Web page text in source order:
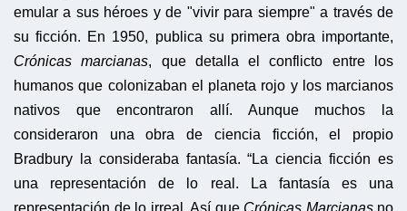
emular a sus héroes y de "vivir para siempre" a través de
su ficción. En 1950, publica su primera obra importante,
Crónicas marcianas, que detalla el conflicto entre los
humanos que colonizaban el planeta rojo y los marcianos
nativos que encontraron allí. Aunque muchos la
consideraron una obra de ciencia ficción, el propio
Bradbury la consideraba fantasía. “La ciencia ficción es
una representación de lo real. La fantasía es una
representación de lo irreal. Así que Crónicas Marcianas no